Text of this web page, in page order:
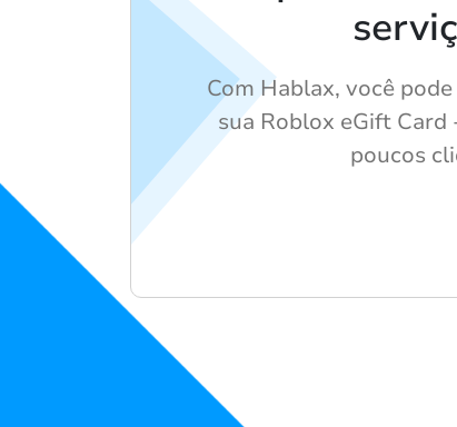
Com Hablax, você
sua Roblox eGift Card
poucos